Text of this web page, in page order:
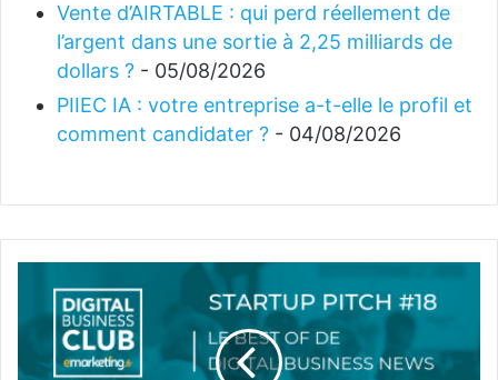
Vente d’AIRTABLE : qui perd réellement de
l’argent dans une sortie à 2,25 milliards de
dollars ? - 05/08/2026
PIIEC IA : votre entreprise a-t-elle le profil et
comment candidater ? - 04/08/2026